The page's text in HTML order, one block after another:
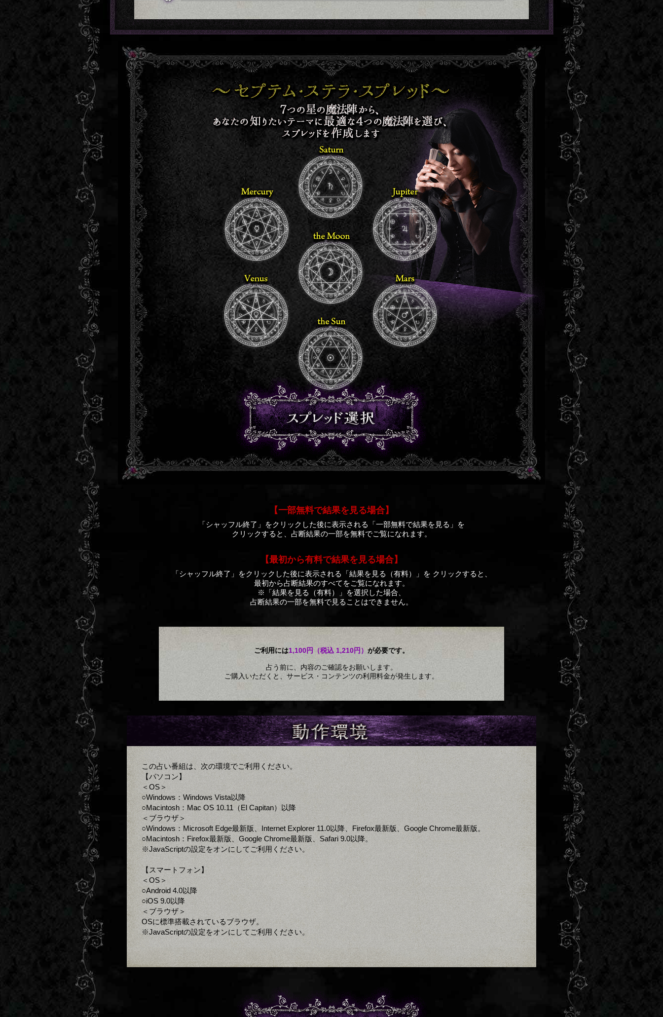
【一部無料で結果を見る場合】
「シャッフル終了」をクリックした後に表示される「一部無料で結果を見る」を
クリックすると、占断結果の一部を無料でご覧になれます。
【最初から有料で結果を見る場合】
「シャッフル終了」をクリックした後に表示される「結果を見る（有料）」を クリックすると、
最初から占断結果のすべてをご覧になれます。
※「結果を見る（有料）」を選択した場合、
占断結果の一部を無料で見ることはできません。
ご利用には1,100円（税込 1,210円） が必要です。
占う前に、内容のご確認をお願いします。
ご購入いただくと、サービス・コンテンツの利用料金が発生します。
この占い番組は、次の環境でご利用ください。
【パソコン】
＜OS＞
○Windows：Windows Vista以降
○Macintosh：Mac OS 10.11（El Capitan）以降
＜ブラウザ＞
○Windows：Microsoft Edge最新版、Internet Explorer 11.0以降、Firefox最新版、Google Chrome最新版。
○Macintosh：Firefox最新版、Google Chrome最新版、Safari 9.0以降。
※JavaScriptの設定をオンにしてご利用ください。
【スマートフォン】
＜OS＞
○Android 4.0以降
○iOS 9.0以降
＜ブラウザ＞
OSに標準搭載されているブラウザ。
※JavaScriptの設定をオンにしてご利用ください。